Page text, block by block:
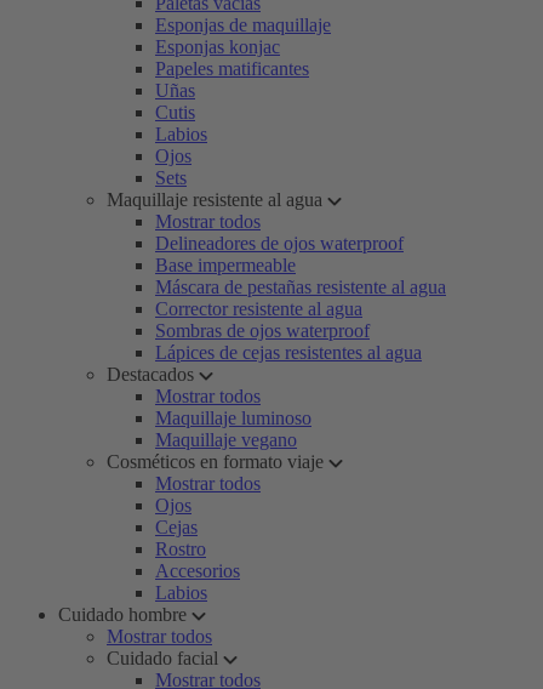
Esponjas de maquillaje
Esponjas konjac
Papeles matificantes
Uñas
Cutis
Labios
Ojos
Sets
Maquillaje resistente al agua
Mostrar todos
Delineadores de ojos waterproof
Base impermeable
Máscara de pestañas resistente al agua
Corrector resistente al agua
Sombras de ojos waterproof
Lápices de cejas resistentes al agua
Destacados
Mostrar todos
Maquillaje luminoso
Maquillaje vegano
Cosméticos en formato viaje
Mostrar todos
Ojos
Cejas
Rostro
Accesorios
Labios
Cuidado hombre
Mostrar todos
Cuidado facial
Mostrar todos